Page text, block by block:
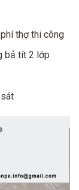
thợ thi công
bả tít 2 lớp